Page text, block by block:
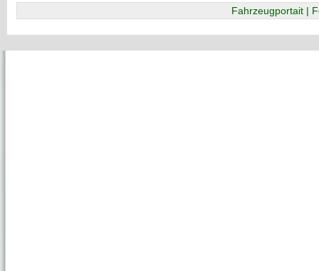
Fahrzeugportait |